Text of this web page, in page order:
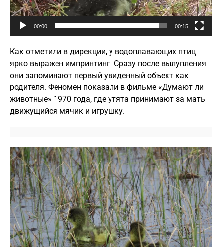
00:00 00:15
Как отметили в дирекции, у водоплавающих птиц
ярко выражен импринтинг. Сразу после вылупления
они запоминают первый увиденный объект как
родителя. Феномен показали в фильме «Думают ли
животные» 1970 года, где утята принимают за мать
движущийся мячик и игрушку.